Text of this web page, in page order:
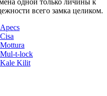
всего замка целиком.
t-lock
Kilit